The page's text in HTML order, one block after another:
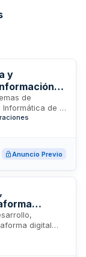
y
de
de la
defensa y
redes y
y
El contrato
de
en materia
Anuncio Previo
digital
en la